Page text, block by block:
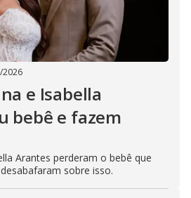
2026
e Isabella
bebê e fazem
Arantes perderam o bebê que
sobre isso.